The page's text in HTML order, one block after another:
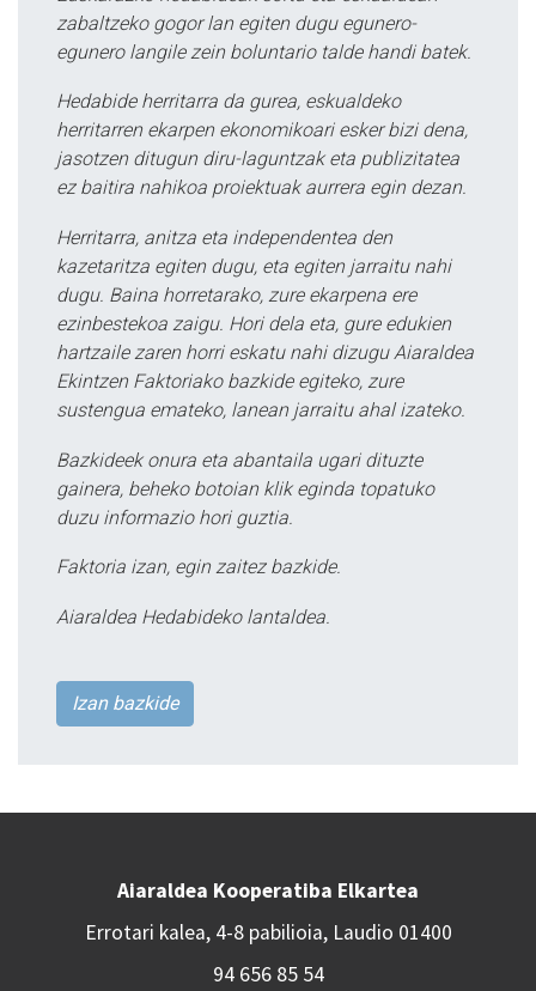
zabaltzeko gogor lan egiten dugu egunero-
egunero langile zein boluntario talde handi batek.
Hedabide herritarra da gurea, eskualdeko
herritarren ekarpen ekonomikoari esker bizi dena,
jasotzen ditugun diru-laguntzak eta publizitatea
ez baitira nahikoa proiektuak aurrera egin dezan.
Herritarra, anitza eta independentea den
kazetaritza egiten dugu, eta egiten jarraitu nahi
dugu. Baina horretarako, zure ekarpena ere
ezinbestekoa zaigu. Hori dela eta, gure edukien
hartzaile zaren horri eskatu nahi dizugu Aiaraldea
Ekintzen Faktoriako bazkide egiteko, zure
sustengua emateko, lanean jarraitu ahal izateko.
Bazkideek onura eta abantaila ugari dituzte
gainera, beheko botoian klik eginda topatuko
duzu informazio hori guztia.
Faktoria izan, egin zaitez bazkide.
Aiaraldea Hedabideko lantaldea.
Izan bazkide
Aiaraldea Kooperatiba Elkartea
Errotari kalea, 4-8 pabilioia, Laudio 01400
94 656 85 54